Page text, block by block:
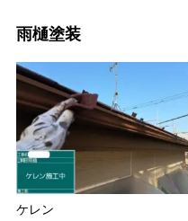
雨樋塗装
ケレン